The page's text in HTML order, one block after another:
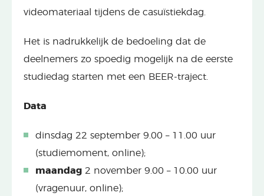
videomateriaal tijdens de casuïstiekdag.
Het is nadrukkelijk de bedoeling dat de
deelnemers zo spoedig mogelijk na de eerste
studiedag starten met een BEER-traject.
Data
dinsdag 22 september 9.00 – 11.00 uur
(studiemoment, online);
maandag 2 november 9.00 – 10.00 uur
(vragenuur, online);